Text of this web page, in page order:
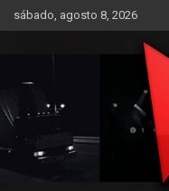
Saltar
al
sábado, agosto 8, 2026